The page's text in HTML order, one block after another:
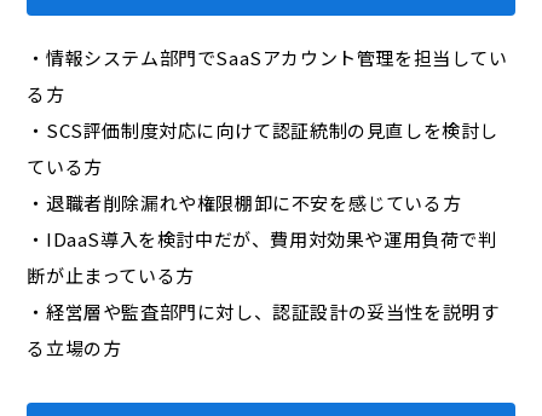
・情報システム部門でSaaSアカウント管理を担当してい
る方
・SCS評価制度対応に向けて認証統制の見直しを検討し
ている方
・退職者削除漏れや権限棚卸に不安を感じている方
・IDaaS導入を検討中だが、費用対効果や運用負荷で判
断が止まっている方
・経営層や監査部門に対し、認証設計の妥当性を説明す
る立場の方